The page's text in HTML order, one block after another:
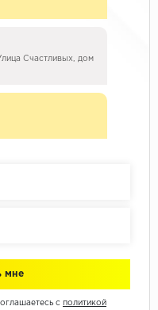
Счастливых, дом
с политикой